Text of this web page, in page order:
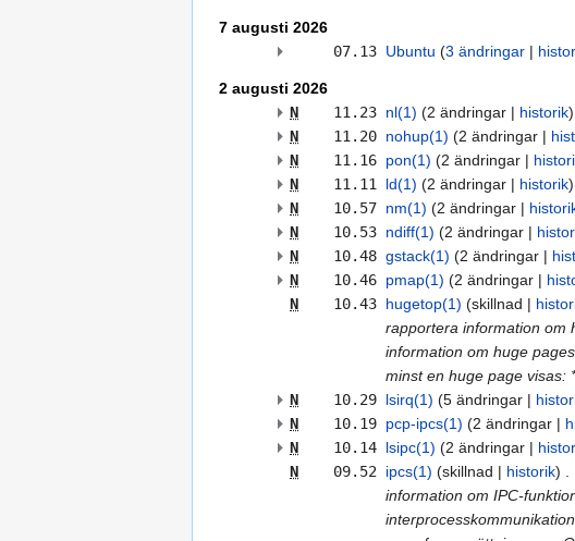
7 augusti 2026
07.13 Ubuntu 3 ändringar
2 augusti 2026
N 11.23 nl(1) 2 ändringar historik
N 11.20 nohup(1) 2 ändringar
N 11.16 pon(1) 2 ändringar
N 11.11 ld(1) 2 ändringar historik
N 10.57 nm(1) 2 ändringar
N 10.53 ndiff(1) 2 ändringar
N 10.48 gstack(1) 2 ändringar
N 10.46 pmap(1) 2 ändringar
N 10.43 hugetop(1) skillnad
rapportera information om
information om huge
minst en huge page visas:
N 10.29 lsirq(1) 5 ändringar
N 10.19 pcp-ipcs(1) 2 ändringar
N 10.14 lsipc(1) 2 ändringar
N 09.52 ipcs(1) skillnad historik
information om IPC-